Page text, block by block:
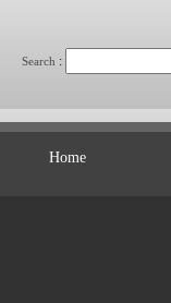
Search :
Home